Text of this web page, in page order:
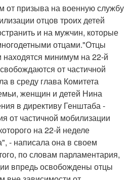
от призыва на военную службу
отцов троих детей
и на мужчин, которые
отцами."Отцы
находятся минимум на 22-й
от частичной
в среду глава Комитета
женщин и детей Нина
в директиву Генштаба -
от частичной мобилизации
на 22-й неделе
- написала она в своем
по словам парламентария,
впредь освобождены отцы